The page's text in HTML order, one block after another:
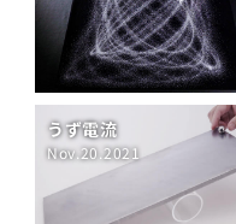
うず電流
Nov.20.2021